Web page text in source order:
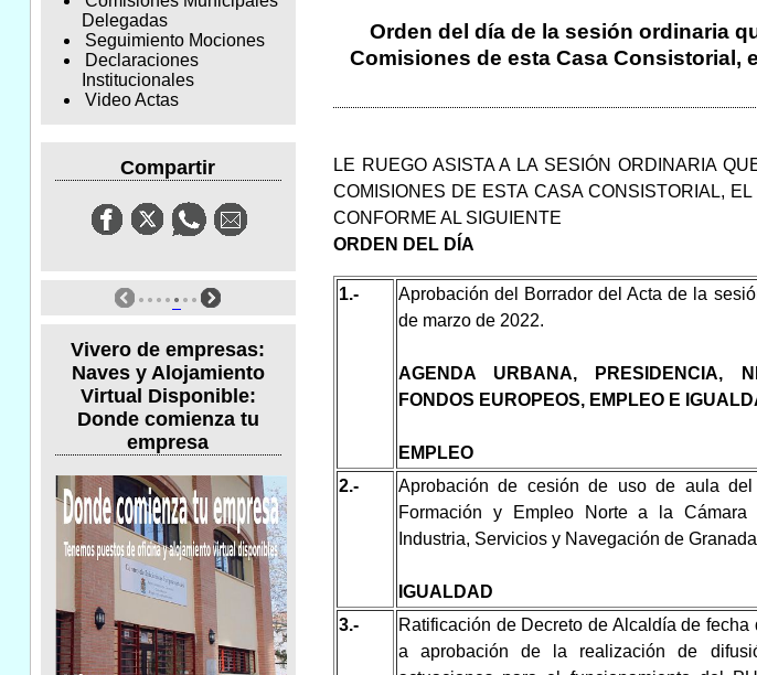
Delegadas
Seguimiento Mociones
Declaraciones
Institucionales
Video Actas
Compartir
Vivero de empresas:
Naves y Alojamiento
Virtual Disponible:
Donde comienza tu
empresa
Orden del día de la sesión ordinaria
Comisiones de esta Casa Consistorial,
LE RUEGO ASISTA A LA SESIÓN ORDINARIA
COMISIONES DE ESTA CASA CONSISTORIAL, EL
CONFORME AL SIGUIENTE
ORDEN DEL DÍA
1.-
Aprobación del Borrador del Acta de la
de marzo de 2022.
AGENDA URBANA, PRESIDENCIA,
FONDOS EUROPEOS, EMPLEO E
EMPLEO
2.-
Aprobación de cesión de uso de aula
Formación y Empleo Norte a la Cámara
Industria, Servicios y Navegación de
IGUALDAD
3.-
Ratificación de Decreto de Alcaldía de fecha
a aprobación de la realización de